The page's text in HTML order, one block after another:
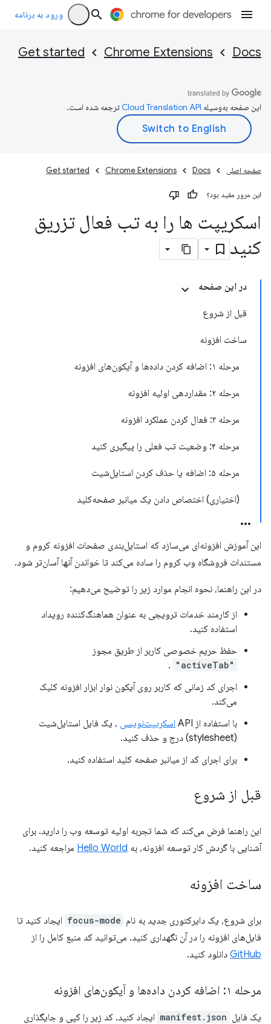
ورود به برنامه
Docs
Chrome Extensions
Get started
این صفحه به‌وسیله ترجمه شده است.
صفحه اصلی Docs
Chrome Extensions
Get started
این مرور مفید بود؟
اسکریپت ها را به تب فعال تزریق
کنید
در این صفحه
قبل از شروع
ساخت افزونه
مرحله ۱: اضافه کردن داده‌ها و آیکون‌های افزونه
مرحله ۲: مقداردهی اولیه افزونه
مرحله ۳: فعال کردن عملکرد افزونه
مرحله ۴: وضعیت تب فعلی را پیگیری کنید
مرحله ۵: اضافه یا حذف کردن استایل‌شیت
(اختیاری) اختصاص دادن یک میانبر صفحه‌کلید
این آموزش افزونه‌ای می‌سازد که استایل‌بندی صفحات افزونه کروم و
مستندات فروشگاه وب کروم را ساده می‌کند تا خواندن آنها آسان‌تر شود.
در این راهنما، نحوه انجام موارد زیر را توضیح می‌دهیم:
از کارمند خدمات ترویجی به عنوان هماهنگ‌کننده رویداد
استفاده کنید.
حفظ حریم خصوصی کاربر از طریق مجوز
"activeTab"
.
اجرای کد زمانی که کاربر روی آیکون نوار ابزار افزونه کلیک
می‌کند.
با استفاده از API
اسکریپت‌نویسی ، یک فایل استایل‌شیت
(stylesheet) درج و حذف کنید.
برای اجرای کد از میانبر صفحه کلید استفاده کنید.
قبل از شروع
این راهنما فرض می‌کند که شما تجربه اولیه توسعه وب را دارید. برای
آشنایی با گردش کار توسعه افزونه، به Hello World مراجعه کنید.
ساخت افزونه
برای شروع، یک دایرکتوری جدید به نام focus-mode ایجاد کنید تا
فایل‌های افزونه را در آن نگهداری کنید. می‌توانید کد منبع کامل را از
GitHub دانلود کنید.
مرحله ۱: اضافه کردن داده‌ها و آیکون‌های افزونه
یک فایل manifest.json ایجاد کنید. کد زیر را کپی و جایگذاری